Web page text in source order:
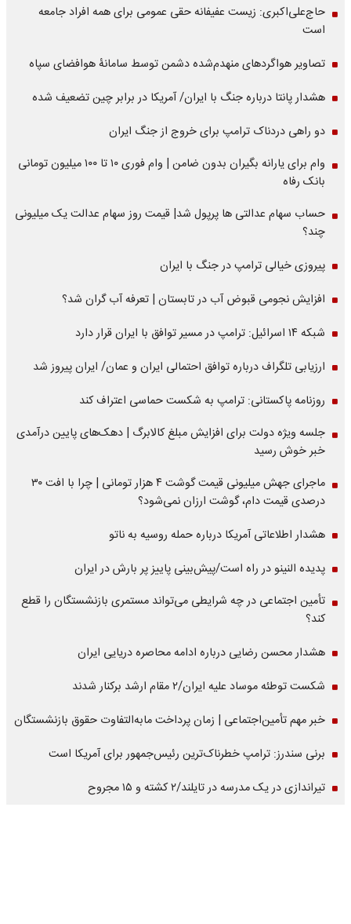
حاج‌علی‌اکبری: زیست عفیفانه حقی عمومی برای همه افراد جامعه
است
تصاویر هواگردهای منهدم‌شده دشمن توسط سامانۀ هوافضای سپاه
هشدار پانتا درباره جنگ با ایران/ آمریکا در برابر چین تضعیف شده
دو راهی دردناک ترامپ برای خروج از جنگ ایران
وام برای یارانه بگیران بدون ضامن | وام فوری ۱۰ تا ۱۰۰ میلیون تومانی
بانک رفاه
حساب سهام عدالتی ها پرپول شد| قیمت روز سهام عدالت یک میلیونی
چند؟
پیروزی خیالی ترامپ در جنگ با ایران
افزایش نجومی قبوض آب در تابستان | تعرفه آب گران شد؟
شبکه ۱۴ اسرائیل: ترامپ در مسیر توافق با ایران قرار دارد
ارزیابی تلگراف درباره توافق احتمالی ایران و عمان/ ایران پیروز شد
روزنامه پاکستانی: ترامپ به شکست حماسی اعتراف کند
جلسه ویژه دولت برای افزایش مبلغ کالابرگ | دهک‌های پایین درآمدی
خبر خوش رسید
ماجرای جهش میلیونی قیمت گوشت ۴ هزار تومانی | چرا با افت ۳۰
درصدی قیمت دام، گوشت ارزان نمی‌شود؟
هشدار اطلاعاتی آمریکا درباره حمله روسیه به ناتو
پدیده النینو در راه است/پیش‌بینی پاییز پر بارش در ایران
تأمین اجتماعی در چه شرایطی می‌تواند مستمری بازنشستگان را قطع
کند؟
هشدار محسن رضایی درباره ادامه محاصره دریایی ایران
شکست توطئه موساد علیه ایران/۲ مقام‌ ارشد برکنار شدند
خبر مهم تأمین‌اجتماعی | زمان پرداخت مابه‌التفاوت حقوق بازنشستگان
برنی سندرز: ترامپ خطرناک‌ترین رئیس‌جمهور برای آمریکا است
تیراندازی در یک مدرسه در تایلند/۲ کشته و ۱۵ مجروح